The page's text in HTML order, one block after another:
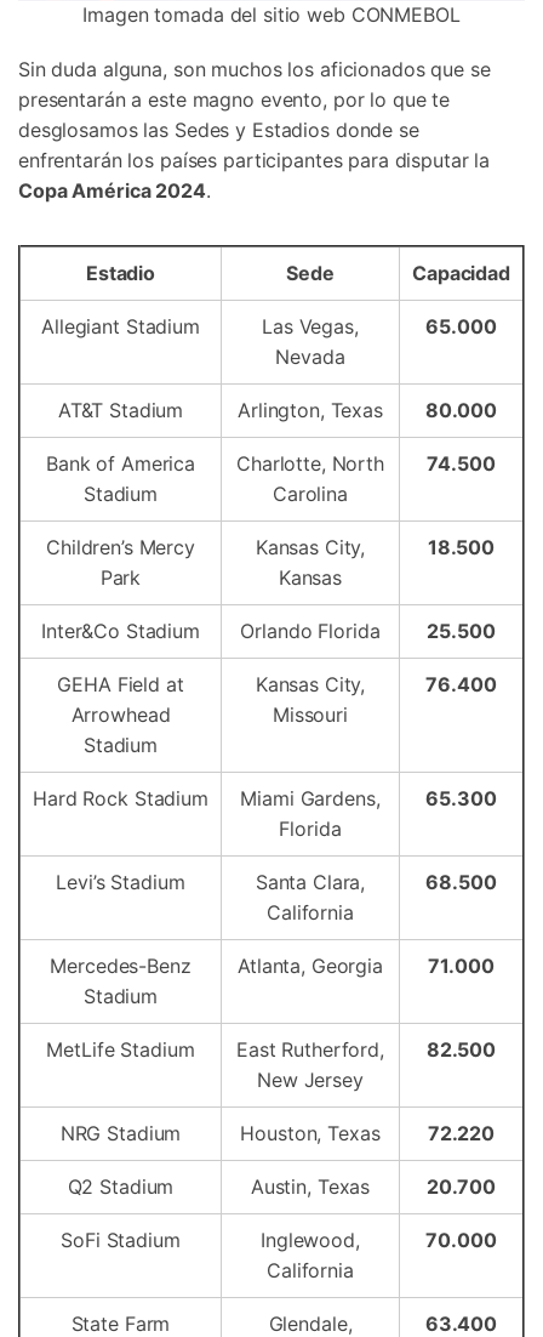
Imagen tomada del sitio web CONMEBOL
Sin duda alguna, son muchos los aficionados que se
presentarán a este magno evento, por lo que te
desglosamos las Sedes y Estadios donde se
enfrentarán los países participantes para disputar la
Copa América 2024.
Estadio Sede Capacidad
Allegiant Stadium
Las Vegas,
Nevada
65.000
AT&T Stadium Arlington, Texas 80.000
Bank of America
Stadium
Charlotte, North
Carolina
74.500
Children’s Mercy
Park
Kansas City,
Kansas
18.500
Inter&Co Stadium Orlando Florida 25.500
GEHA Field at
Arrowhead
Stadium
Kansas City,
Missouri
76.400
Hard Rock Stadium
Miami Gardens,
Florida
65.300
Levi’s Stadium
Santa Clara,
California
68.500
Mercedes-Benz
Stadium
Atlanta, Georgia 71.000
MetLife Stadium
East Rutherford,
New Jersey
82.500
NRG Stadium Houston, Texas 72.220
Q2 Stadium Austin, Texas 20.700
SoFi Stadium
Inglewood,
California
70.000
State Farm Glendale, 63.400